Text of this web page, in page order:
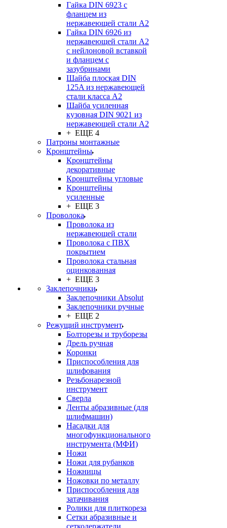
Гайка DIN 6923 с
фланцем из
нержавеющей стали А2
Гайка DIN 6926 из
нержавеющей стали А2
с нейлоновой вставкой
и фланцем с
зазубринами
Шайба плоская DIN
125A из нержавеющей
стали класса A2
Шайба усиленная
кузовная DIN 9021 из
нержавеющей стали А2
+ ЕЩЕ 4
Патроны монтажные
Кронштейны
Кронштейны
декоративные
Кронштейны угловые
Кронштейны
усиленные
+ ЕЩЕ 3
Проволока
Проволока из
нержавеющей стали
Проволока с ПВХ
покрытием
Проволока стальная
оцинкованная
+ ЕЩЕ 3
Заклепочники
Заклепочники Absolut
Заклепочники ручные
+ ЕЩЕ 2
Режущий инструмент
Болторезы и труборезы
Дрель ручная
Коронки
Приспособления для
шлифования
Резьбонарезной
инструмент
Сверла
Ленты абразивные (для
шлифмашин)
Насадки для
многофункционального
инструмента (МФИ)
Ножи
Ножи для рубанков
Ножницы
Ножовки по металлу
Приспособления для
затачивания
Ролики для плиткореза
Сетки абразивные и
сеткодержатели